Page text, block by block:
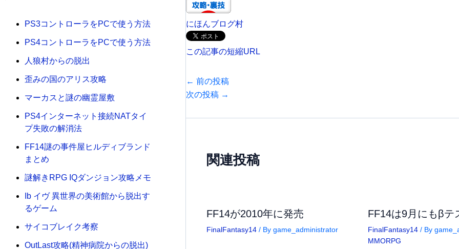
PS3コントローラをPCで使う方法
PS4コントローラをPCで使う方法
人狼村からの脱出
歪みの国のアリス攻略
マーカスと謎の幽霊屋敷
PS4インターネット接続NATタイ
プ失敗の解消法
FF14謎の事件屋ヒルディブランド
まとめ
謎解きRPG IQダンジョン攻略メモ
Ib イヴ 異世界の美術館から脱出す
るゲーム
サイコブレイク考察
OutLast攻略(精神病院からの脱出)
にほんブログ村
この記事の短縮URL
← 前の投稿
次の投稿 →
関連投稿
FF14が2010年に発売
FinalFantasy14/ By game_administrator
FF14は9月にもβテ
FinalFantasy14/ By
MMORPG